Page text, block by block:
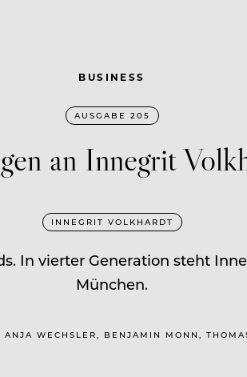
BUSINESS
AUSGABE 205
an Innegrit
INNEGRIT VOLKHARDT
In vierter Generation steht
München.
WECHSLER, BENJAMIN MONN,